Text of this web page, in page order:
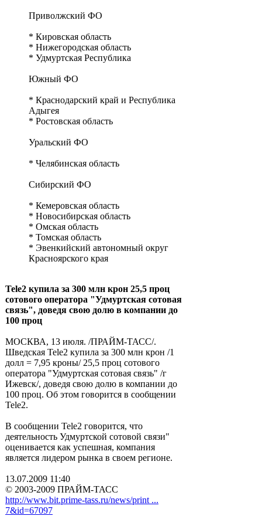
Приволжский ФО
* Кировская область
* Нижегородская область
* Удмуртская Республика
Южный ФО
* Краснодарский край и Республика
Адыгея
* Ростовская область
Уральский ФО
* Челябинская область
Сибирский ФО
* Кемеровская область
* Новосибирская область
* Омская область
* Томская область
* Эвенкийский автономный округ
Красноярского края
Tele2 купила за 300 млн крон 25,5 проц
сотового оператора "Удмуртская сотовая
связь", доведя свою долю в компании до
100 проц
МОСКВА, 13 июля. /ПРАЙМ-ТАСС/.
Шведская Tele2 купила за 300 млн крон /1
долл = 7,95 кроны/ 25,5 проц сотового
оператора "Удмуртская сотовая связь" /г
Ижевск/, доведя свою долю в компании до
100 проц. Об этом говорится в сообщении
Tele2.
В сообщении Tele2 говорится, что
деятельность Удмуртской сотовой связи"
оценивается как успешная, компания
является лидером рынка в своем регионе.
13.07.2009 11:40
© 2003-2009 ПРАЙМ-ТАСС
http://www.bit.prime-tass.ru/news/print ...
7&id=67097